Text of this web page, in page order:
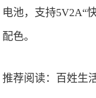
电池，支持5V2A“
配色。
推荐阅读： 百姓生